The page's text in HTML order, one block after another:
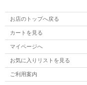
お店のトップへ戻る
カートを見る
マイページへ
お気に入りリストを見る
ご利用案内